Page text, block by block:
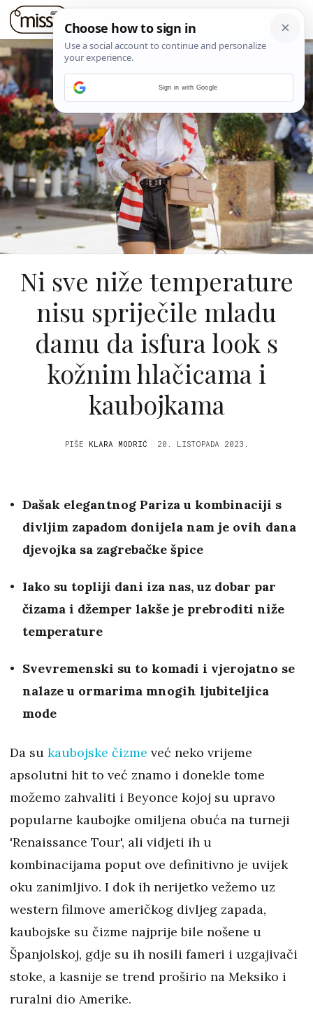
Ni sve niže temperature
nisu spriječile mladu
damu da isfura look s
kožnim hlačicama i
kaubojkama
PIŠE KLARA MODRIĆ 20. LISTOPADA 2023.
Dašak elegantnog Pariza u kombinaciji s
divljim zapadom donijela nam je ovih dana
djevojka sa zagrebačke špice
Iako su topliji dani iza nas, uz dobar par
čizama i džemper lakše je prebroditi niže
temperature
Svevremenski su to komadi i vjerojatno se
nalaze u ormarima mnogih ljubiteljica
mode
Da su kaubojske čizme već neko vrijeme
apsolutni hit to već znamo i donekle tome
možemo zahvaliti i Beyonce kojoj su upravo
popularne kaubojke omiljena obuća na turneji
'Renaissance Tour', ali vidjeti ih u
kombinacijama poput ove definitivno je uvijek
oku zanimljivo. I dok ih nerijetko vežemo uz
western filmove američkog divljeg zapada,
kaubojske su čizme najprije bile nošene u
Španjolskoj, gdje su ih nosili fameri i uzgajivači
stoke, a kasnije se trend proširio na Meksiko i
ruralni dio Amerike.
Sign in with Google